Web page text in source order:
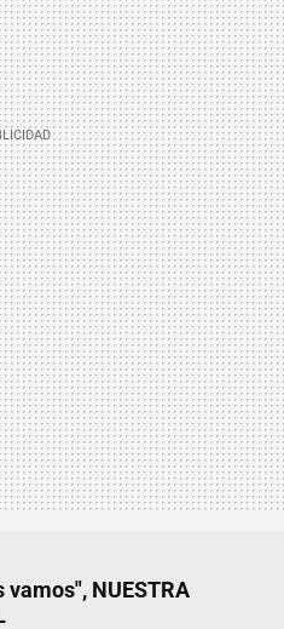
vamos", NUESTRA